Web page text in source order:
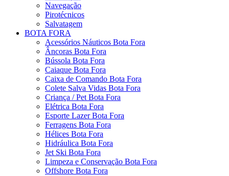
Navegação
Pirotécnicos
Salvatagem
BOTA FORA
Acessórios Náuticos Bota Fora
Âncoras Bota Fora
Bússola Bota Fora
Caiaque Bota Fora
Caixa de Comando Bota Fora
Colete Salva Vidas Bota Fora
Criança / Pet Bota Fora
Elétrica Bota Fora
Esporte Lazer Bota Fora
Ferragens Bota Fora
Hélices Bota Fora
Hidráulica Bota Fora
Jet Ski Bota Fora
Limpeza e Conservação Bota Fora
Offshore Bota Fora